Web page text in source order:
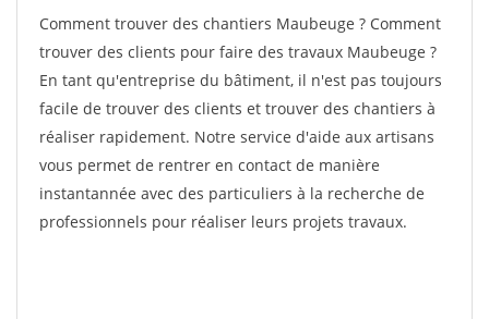
Comment trouver des chantiers Maubeuge ? Comment
trouver des clients pour faire des travaux Maubeuge ?
En tant qu'entreprise du bâtiment, il n'est pas toujours
facile de trouver des clients et trouver des chantiers à
réaliser rapidement. Notre service d'aide aux artisans
vous permet de rentrer en contact de manière
instantannée avec des particuliers à la recherche de
professionnels pour réaliser leurs projets travaux.